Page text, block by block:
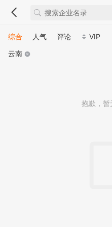
综合 人气 评论
VIP
云南
抱歉，暂